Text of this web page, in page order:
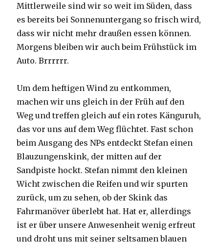
Mittlerweile sind wir so weit im Süden, dass
es bereits bei Sonnenuntergang so frisch wird,
dass wir nicht mehr draußen essen können.
Morgens bleiben wir auch beim Frühstück im
Auto. Brrrrrr.
Um dem heftigen Wind zu entkommen,
machen wir uns gleich in der Früh auf den
Weg und treffen gleich auf ein rotes Känguruh,
das vor uns auf dem Weg flüchtet. Fast schon
beim Ausgang des NPs entdeckt Stefan einen
Blauzungenskink, der mitten auf der
Sandpiste hockt. Stefan nimmt den kleinen
Wicht zwischen die Reifen und wir spurten
zurück, um zu sehen, ob der Skink das
Fahrmanöver überlebt hat. Hat er, allerdings
ist er über unsere Anwesenheit wenig erfreut
und droht uns mit seiner seltsamen blauen